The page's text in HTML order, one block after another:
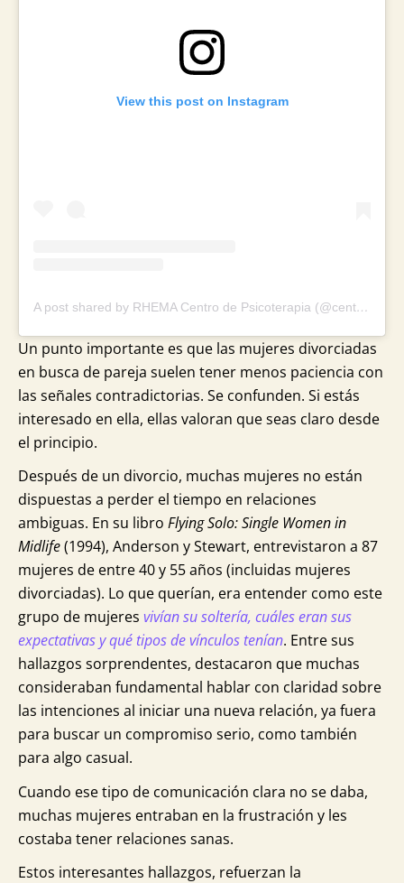
View this post on Instagram
A post shared by RHEMA Centro de Psicoterapia (@centrorhema)
Un punto importante es que las mujeres divorciadas
en busca de pareja suelen tener menos paciencia con
las señales contradictorias. Se confunden. Si estás
interesado en ella, ellas valoran que seas claro desde
el principio.
Después de un divorcio, muchas mujeres no están
dispuestas a perder el tiempo en relaciones
ambiguas. En su libro Flying Solo: Single Women in
Midlife(1994), Anderson y Stewart, entrevistaron a 87
mujeres de entre 40 y 55 años (incluidas mujeres
divorciadas). Lo que querían, era entender como este
grupo de mujeres vivían su soltería, cuáles eran sus
expectativas y qué tipos de vínculos tenían. Entre sus
hallazgos sorprendentes, destacaron que muchas
consideraban fundamental hablar con claridad sobre
las intenciones al iniciar una nueva relación, ya fuera
para buscar un compromiso serio, como también
para algo casual.
Cuando ese tipo de comunicación clara no se daba,
muchas mujeres entraban en la frustración y les
costaba tener relaciones sanas.
Estos interesantes hallazgos, refuerzan la